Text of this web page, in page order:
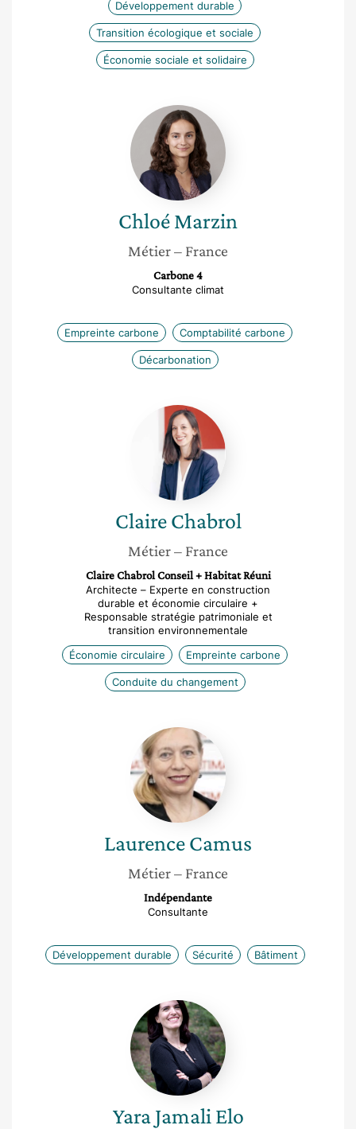
Développement durable
Transition écologique et sociale
Économie sociale et solidaire
Chloé
Marzin
ChloéMarzin
Métier– France
Carbone 4
Consultante climat
Empreinte carbone Comptabilité carbone
Décarbonation
Claire
Chabrol
Claire Chabrol
Métier– France
Claire Chabrol Conseil + Habitat Réuni
Architecte – Experte en construction
durable et économie circulaire +
Responsable stratégie patrimoniale et
transition environnementale
Économie circulaire
Empreinte carbone
Conduite du changement
Laurence
Camus
LaurenceCamus
Métier– France
Indépendante
Consultante
Développement durable Sécurité Bâtiment
Yara
Jamali
Elo
Yara Jamali Elo